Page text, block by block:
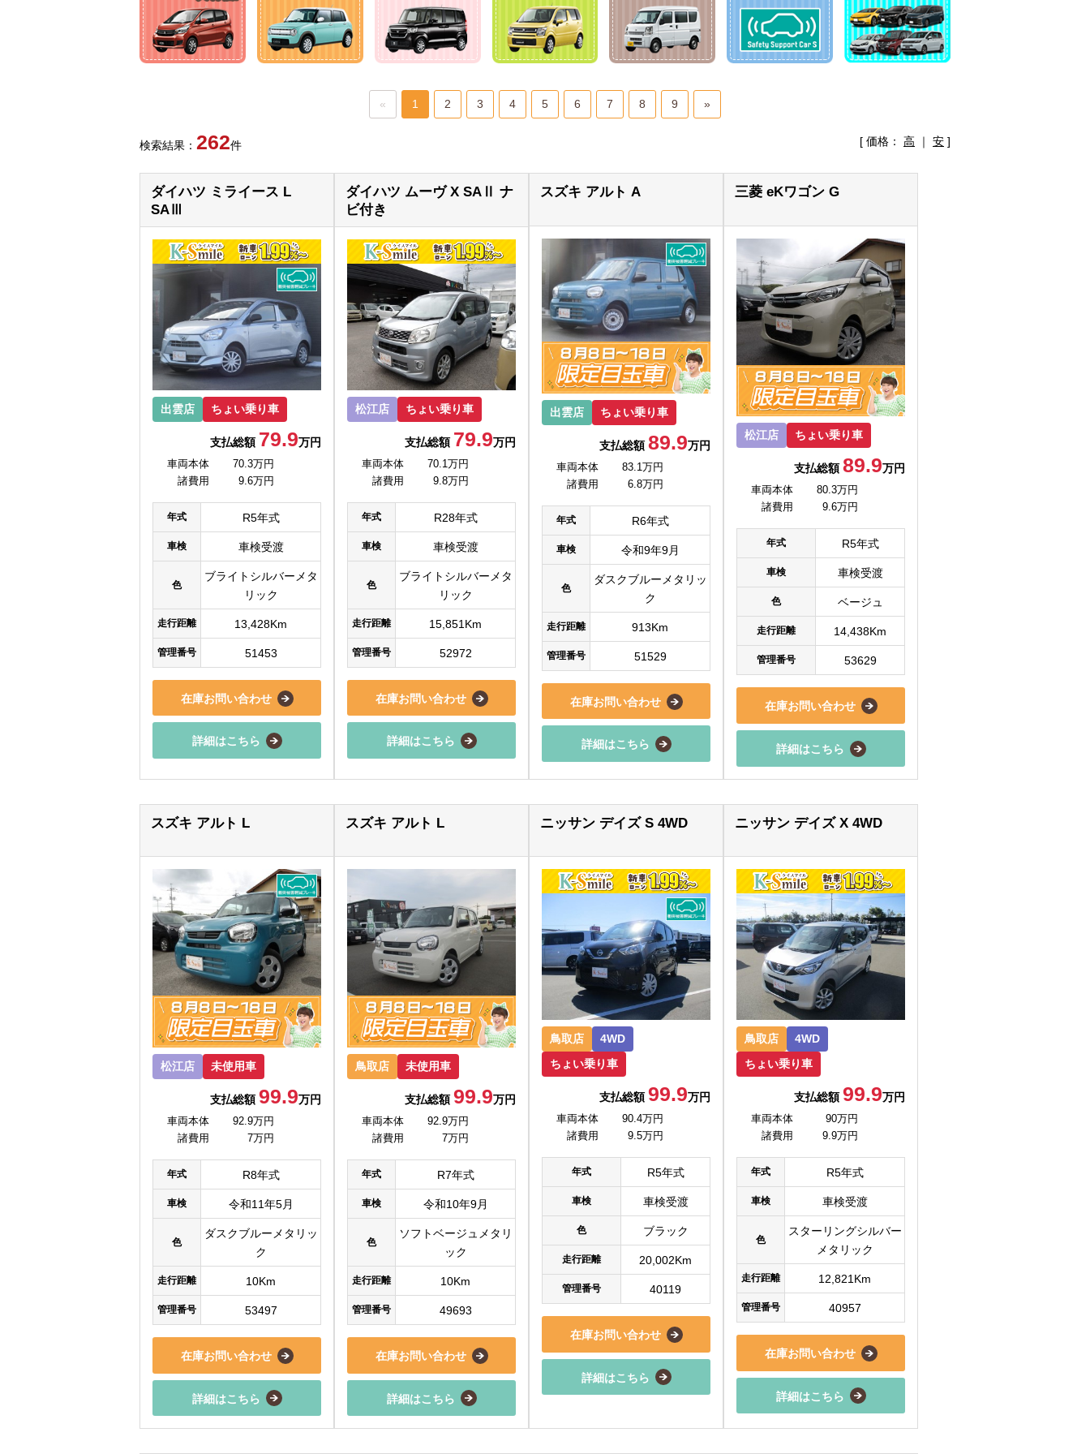
« 1 2 3 4 5 6 7 8 9 »
検索結果： 262件 [ 価格： 高 ｜ 安 ]
ダイハツ ミライース L
SAⅢ
出雲店 ちょい乗り車
支払総額 79.9万円
車両本体
70.3万円
諸費用
9.6万円
年式 R5年式
車検 車検受渡
色
ブライトシルバーメタ
リック
走行距離 13,428Km
管理番号 51453
在庫お問い合わせ
詳細はこちら
ダイハツ ムーヴ X SAⅡ ナ
ビ付き
松江店 ちょい乗り車
支払総額 79.9万円
車両本体
70.1万円
諸費用
9.8万円
年式 R28年式
車検 車検受渡
色
ブライトシルバーメタ
リック
走行距離 15,851Km
管理番号 52972
在庫お問い合わせ
詳細はこちら
スズキ アルト A
出雲店 ちょい乗り車
支払総額89.9万円
車両本体
83.1万円
諸費用
6.8万円
年式 R6年式
車検 令和9年9月
色
ダスクブルーメタリッ
ク
走行距離 913Km
管理番号 51529
在庫お問い合わせ
詳細はこちら
三菱 eKワゴン G
松江店 ちょい乗り車
支払総額89.9万円
車両本体
80.3万円
諸費用
9.6万円
年式 R5年式
車検 車検受渡
色 ベージュ
走行距離 14,438Km
管理番号 53629
在庫お問い合わせ
詳細はこちら
スズキ アルト L
松江店 未使用車
支払総額99.9万円
車両本体
92.9万円
諸費用
7万円
年式 R8年式
車検 令和11年5月
色
ダスクブルーメタリッ
ク
走行距離 10Km
管理番号 53497
在庫お問い合わせ
詳細はこちら
スズキ アルト L
鳥取店 未使用車
支払総額99.9万円
車両本体
92.9万円
諸費用
7万円
年式 R7年式
車検 令和10年9月
色
ソフトベージュメタリ
ック
走行距離 10Km
管理番号 49693
在庫お問い合わせ
詳細はこちら
ニッサン デイズ S 4WD
鳥取店
4WD
ちょい乗り車
支払総額99.9万円
車両本体
90.4万円
諸費用
9.5万円
年式 R5年式
車検 車検受渡
色 ブラック
走行距離 20,002Km
管理番号 40119
在庫お問い合わせ
詳細はこちら
ニッサン デイズ X 4WD
鳥取店
4WD
ちょい乗り車
支払総額99.9万円
車両本体
90万円
諸費用
9.9万円
年式 R5年式
車検 車検受渡
色
スターリングシルバー
メタリック
走行距離 12,821Km
管理番号 40957
在庫お問い合わせ
詳細はこちら